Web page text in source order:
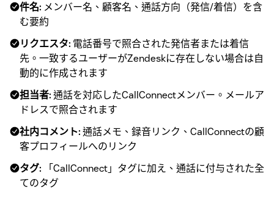
件名: メンバー名、顧客名、通話方向（発信/着信）を含
む要約
リクエスタ: 電話番号で照合された発信者または着信
先。一致するユーザーがZendeskに存在しない場合は自
動的に作成されます
担当者:通話を対応したCallConnectメンバー。メールア
ドレスで照合されます
社内コメント:通話メモ、録音リンク、CallConnectの顧
客プロフィールへのリンク
タグ: 「CallConnect」タグに加え、通話に付与された全
てのタグ